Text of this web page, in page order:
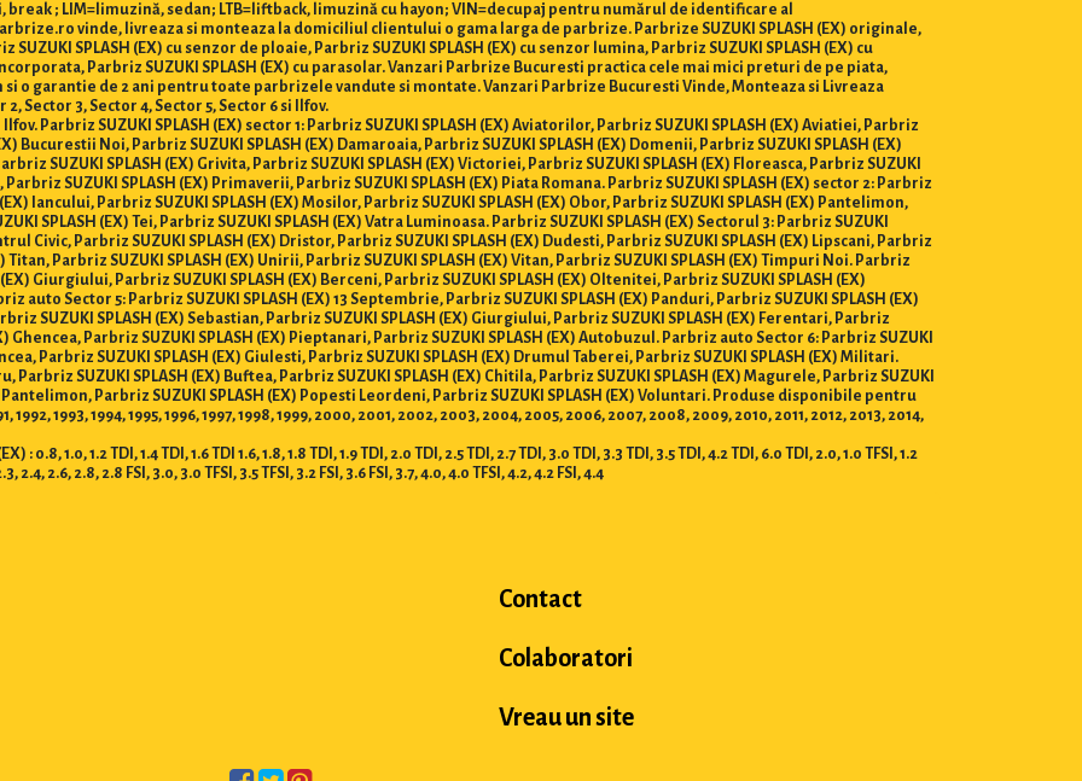
break ; LIM=limuzină, sedan; LTB=liftback, limuzină cu hayon; VIN=decupaj pentru numărul de identificare al
vinde, livreaza si monteaza la domiciliul clientului o gama larga de parbrize. Parbrize SUZUKI SPLASH (EX) originale,
SPLASH (EX) cu senzor de ploaie, Parbriz SUZUKI SPLASH (EX) cu senzor lumina, Parbriz SUZUKI SPLASH (EX) cu
Parbriz SUZUKI SPLASH (EX) cu parasolar. Vanzari Parbrize Bucuresti practica cele mai mici preturi de pe piata,
o garantie de 2 ani pentru toate parbrizele vandute si montate. Vanzari Parbrize Bucuresti Vinde, Monteaza si Livreaza
Sector 3, Sector 4, Sector 5, Sector 6 si Ilfov.
Parbriz SUZUKI SPLASH (EX) sector 1: Parbriz SUZUKI SPLASH (EX) Aviatorilor, Parbriz SUZUKI SPLASH (EX) Aviatiei, Parbriz
Bucurestii Noi, Parbriz SUZUKI SPLASH (EX) Damaroaia, Parbriz SUZUKI SPLASH (EX) Domenii, Parbriz SUZUKI SPLASH (EX)
SUZUKI SPLASH (EX) Grivita, Parbriz SUZUKI SPLASH (EX) Victoriei, Parbriz SUZUKI SPLASH (EX) Floreasca, Parbriz SUZUKI
SUZUKI SPLASH (EX) Primaverii, Parbriz SUZUKI SPLASH (EX) Piata Romana. Parbriz SUZUKI SPLASH (EX) sector 2: Parbriz
Iancului, Parbriz SUZUKI SPLASH (EX) Mosilor, Parbriz SUZUKI SPLASH (EX) Obor, Parbriz SUZUKI SPLASH (EX) Pantelimon,
SPLASH (EX) Tei, Parbriz SUZUKI SPLASH (EX) Vatra Luminoasa. Parbriz SUZUKI SPLASH (EX) Sectorul 3: Parbriz SUZUKI
Civic, Parbriz SUZUKI SPLASH (EX) Dristor, Parbriz SUZUKI SPLASH (EX) Dudesti, Parbriz SUZUKI SPLASH (EX) Lipscani, Parbriz
Titan, Parbriz SUZUKI SPLASH (EX) Unirii, Parbriz SUZUKI SPLASH (EX) Vitan, Parbriz SUZUKI SPLASH (EX) Timpuri Noi. Parbriz
Giurgiului, Parbriz SUZUKI SPLASH (EX) Berceni, Parbriz SUZUKI SPLASH (EX) Oltenitei, Parbriz SUZUKI SPLASH (EX)
auto Sector 5: Parbriz SUZUKI SPLASH (EX) 13 Septembrie, Parbriz SUZUKI SPLASH (EX) Panduri, Parbriz SUZUKI SPLASH (EX)
SUZUKI SPLASH (EX) Sebastian, Parbriz SUZUKI SPLASH (EX) Giurgiului, Parbriz SUZUKI SPLASH (EX) Ferentari, Parbriz
Ghencea, Parbriz SUZUKI SPLASH (EX) Pieptanari, Parbriz SUZUKI SPLASH (EX) Autobuzul. Parbriz auto Sector 6: Parbriz SUZUKI
Parbriz SUZUKI SPLASH (EX) Giulesti, Parbriz SUZUKI SPLASH (EX) Drumul Taberei, Parbriz SUZUKI SPLASH (EX) Militari.
SUZUKI SPLASH (EX) Buftea, Parbriz SUZUKI SPLASH (EX) Chitila, Parbriz SUZUKI SPLASH (EX) Magurele, Parbriz SUZUKI
Pantelimon, Parbriz SUZUKI SPLASH (EX) Popesti Leordeni, Parbriz SUZUKI SPLASH (EX) Voluntari. Produse disponibile pentru
1992, 1993, 1994, 1995, 1996, 1997, 1998, 1999, 2000, 2001, 2002, 2003, 2004, 2005, 2006, 2007, 2008, 2009, 2010, 2011, 2012, 2013, 2014,
1.0, 1.2 TDI, 1.4 TDI, 1.6 TDI 1.6, 1.8, 1.8 TDI, 1.9 TDI, 2.0 TDI, 2.5 TDI, 2.7 TDI, 3.0 TDI, 3.3 TDI, 3.5 TDI, 4.2 TDI, 6.0 TDI, 2.0, 1.0 TFSI, 1.2
2.4, 2.6, 2.8, 2.8 FSI, 3.0, 3.0 TFSI, 3.5 TFSI, 3.2 FSI, 3.6 FSI, 3.7, 4.0, 4.0 TFSI, 4.2, 4.2 FSI, 4.4
Contact
Colaboratori
Vreau un site